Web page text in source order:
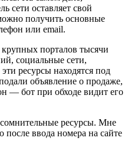
сети оставляет свой
получить основные
или email.
порталов тысячи
социальные сети,
ресурсы находятся под
объявление о продаже,
— бот при обходе видит его
ресурсы. Мне
ввода номера на сайте